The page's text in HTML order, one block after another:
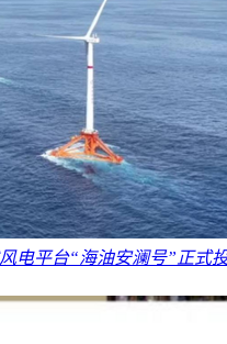
电平台“海油安澜号”正式